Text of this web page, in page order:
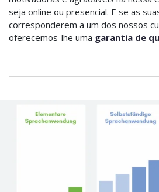
seja online ou presencial. E se as
corresponderem a um dos nossos
oferecemos-lhe uma garantia de